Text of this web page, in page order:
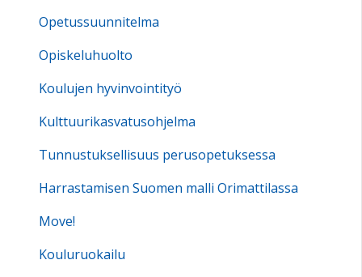
Opetussuunnitelma
Opiskeluhuolto
Koulujen hyvinvointityö
Kulttuurikasvatusohjelma
Tunnustuksellisuus perusopetuksessa
Harrastamisen Suomen malli Orimattilassa
Move!
Kouluruokailu